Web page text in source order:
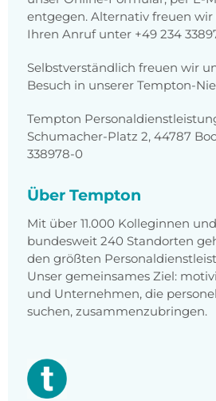
entgegen. Alternativ freuen wir
Ihren Anruf unter +49 234
Selbstverständlich freuen wir
Besuch in unserer Tempton-
Tempton
Schumacher-Platz 2, 44787
338978-0
Über Tempton
Mit über 11.000 Kolleginnen
bundesweit 240 Standorten
den größten
Unser gemeinsames Ziel:
und Unternehmen, die
suchen, zusammenzubringen.